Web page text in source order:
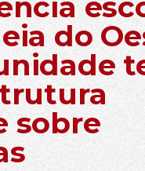
do
sobre